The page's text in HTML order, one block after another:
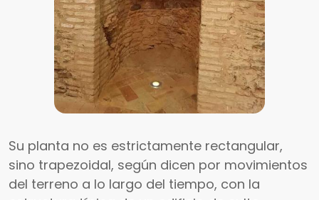
Su planta no es estrictamente rectangular,
sino trapezoidal, según dicen por movimientos
del terreno a lo largo del tiempo, con la